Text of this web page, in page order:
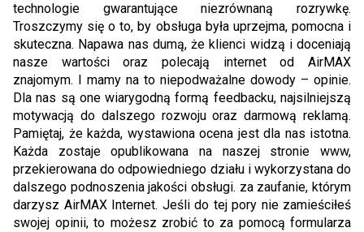
technologie gwarantujące niezrównaną rozrywkę.
Troszczymy się o to, by obsługa była uprzejma, pomocna i
skuteczna. Napawa nas dumą, że klienci widzą i doceniają
nasze wartości oraz polecają internet od AirMAX
znajomym. I mamy na to niepodważalne dowody – opinie.
Dla nas są one wiarygodną formą feedbacku, najsilniejszą
motywacją do dalszego rozwoju oraz darmową reklamą.
Pamiętaj, że każda, wystawiona ocena jest dla nas istotna.
Każda zostaje opublikowana na naszej stronie www,
przekierowana do odpowiedniego działu i wykorzystana do
dalszego podnoszenia jakości obsługi. za zaufanie, którym
darzysz AirMAX Internet. Jeśli do tej pory nie zamieściłeś
swojej opinii, to możesz zrobić to za pomocą formularza